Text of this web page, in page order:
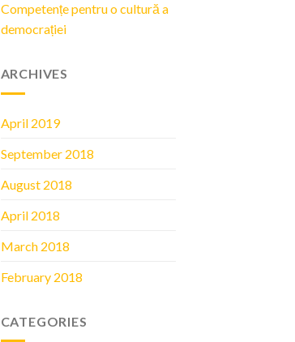
Competențe pentru o cultură a
democrației
ARCHIVES
April 2019
September 2018
August 2018
April 2018
March 2018
February 2018
CATEGORIES